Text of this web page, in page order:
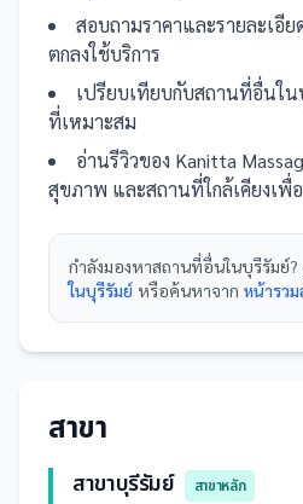
สอบถามราคาและรายละเอี
ตกลงใช้บริการ
เปรียบเทียบกับสถานที่อื่นใน
ที่เหมาะสม
อ่านรีวิวของ Kanitta
สุขภาพ และสถานที่ใกล้เคียงเพื่
กำลังมองหาสถานที่อื่นในบุรีรัมย์
ในบุรีรัมย์ หรือค้นหาจาก หน้ารวม
สาขา
สาขาบุรีรัมย์
สาขาหลัก